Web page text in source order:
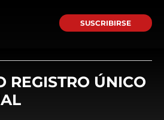
SUSCRIBIRSE
REGISTRO ÚNICO